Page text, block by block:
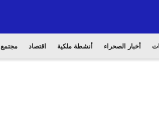
أخبار الصحراء أنشطة ملكية اقتصاد مجتمع